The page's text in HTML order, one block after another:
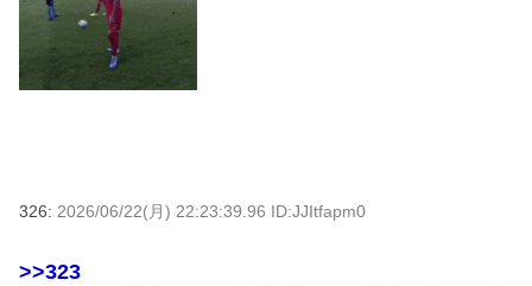
326: 2026/06/22(月) 22:23:39.96 ID:JJItfapm0
>>323